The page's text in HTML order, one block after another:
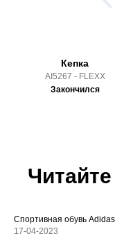
Кепка
AI5267 - FLEXX
Закончился
Спортивная обувь Adidas
17-04-2023